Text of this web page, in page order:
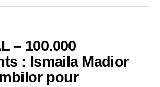
de mettre fin aux coupures
l’électricité qui paralysent le pays et de
climat de cohésion sociale. Le plan
Démocratiquei vise à apporter des
aux grands défis auxquels est
du Sud.
– 100.000
: Ismaila Madior
pour